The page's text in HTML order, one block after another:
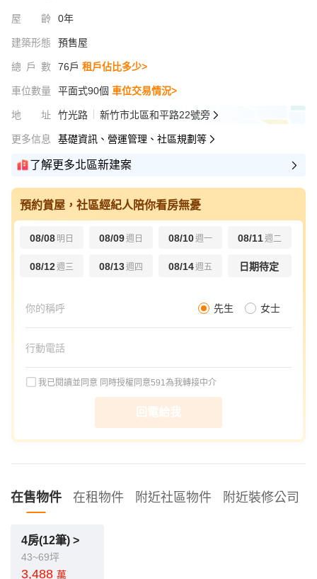
屋齡 0年
建築形態 預售屋
總戶數 76戶 租戶佔比多少>
車位數量 平面式90個 車位交易情況>
地址 竹光路 新竹市北區和平路22號旁
更多信息 基礎資訊、營運管理、社區規劃等
了解更多北區新建案
預約賞屋，社區經紀人陪你看房無憂
08/08 明日 08/09週日 08/10週一 08/11週二
08/12週三 08/13週四 08/14週五 日期待定
先生 女士
我已閱讀並同意 同時授權同意591為我轉接中介
回電給我
在售物件 在租物件 附近社區物件 附近裝修公司
4房(12筆) >
43~69坪
3,488 萬